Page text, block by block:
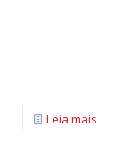
Leia mais